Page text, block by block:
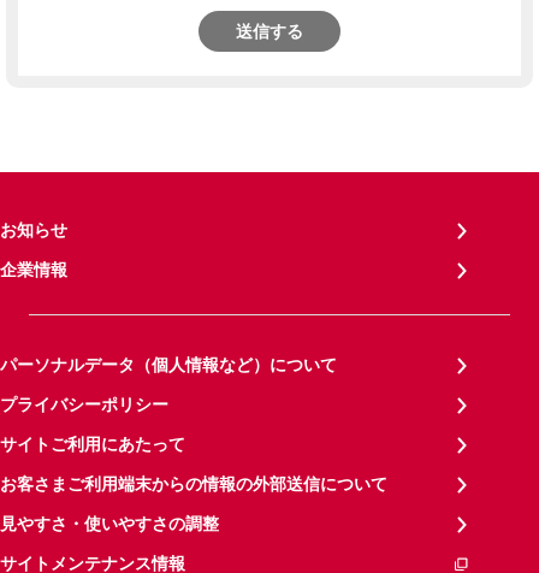
送信する
お知らせ
企業情報
パーソナルデータ（個人情報など）について
プライバシーポリシー
サイトご利用にあたって
お客さまご利用端末からの情報の外部送信について
見やすさ・使いやすさの調整
サイトメンテナンス情報